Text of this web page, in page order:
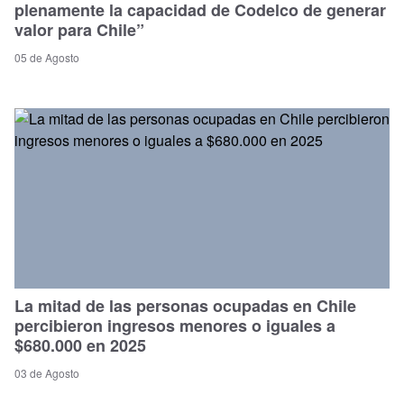
plenamente la capacidad de Codelco de generar
valor para Chile”
05 de Agosto
La mitad de las personas ocupadas en Chile
percibieron ingresos menores o iguales a
$680.000 en 2025
03 de Agosto